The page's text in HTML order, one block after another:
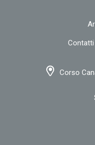
Contatti
Corso